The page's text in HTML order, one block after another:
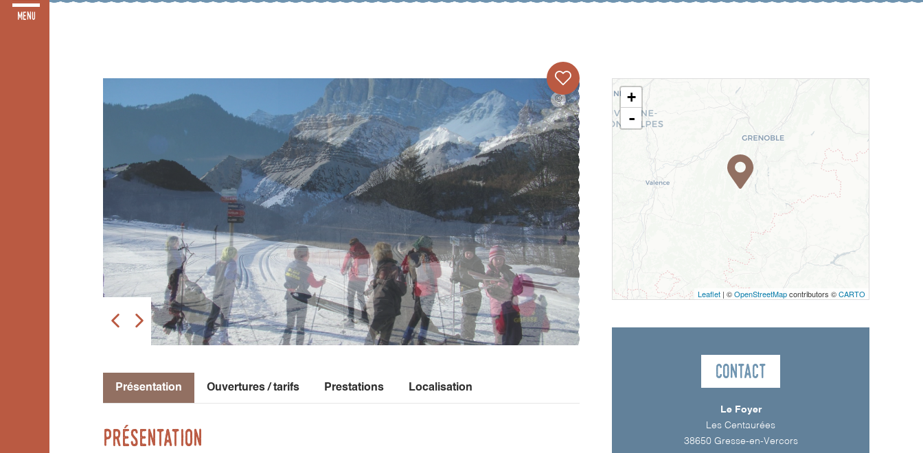
Présentation Ouvertures / tarifs Prestations Localisation
Présentation
+
-
Leaflet | ©OpenStreetMapcontributors ©CARTO
Contact
Le Foyer
Les Centaurées
38650 Gresse-en-Vercors